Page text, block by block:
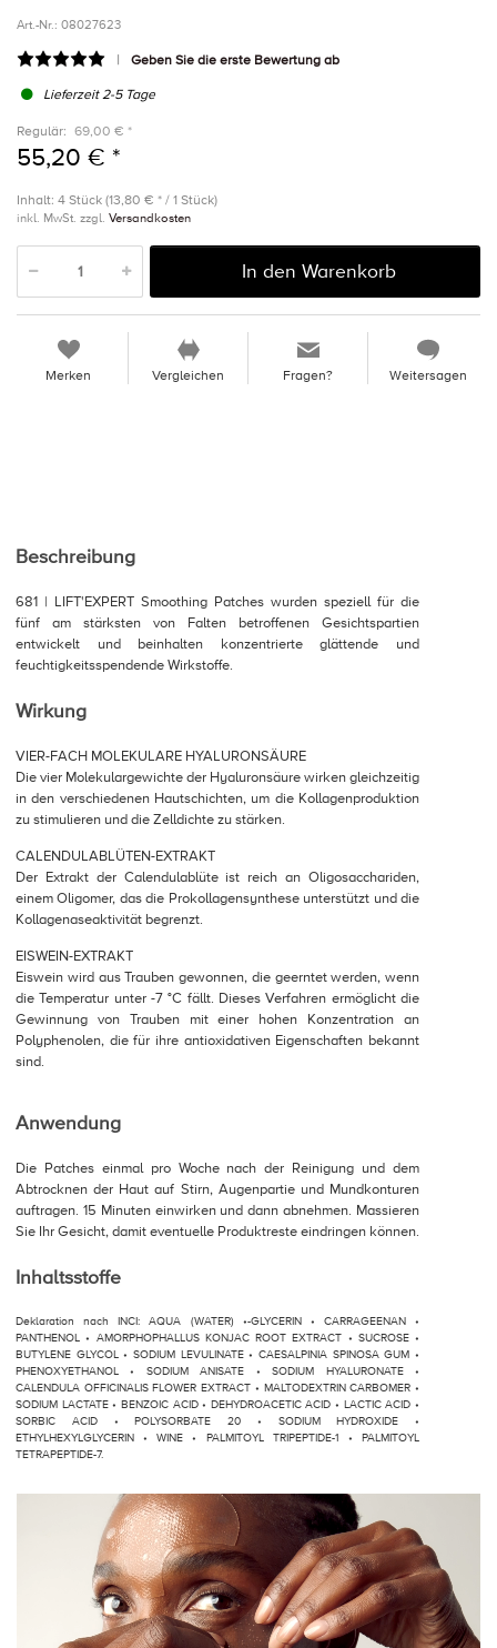
Art.-Nr.: 08027623
Geben Sie die erste Bewertung ab
Lieferzeit 2-5 Tage
Regulär: 69,00 € *
55,20 € *
Inhalt: 4 Stück (13,80 € * / 1 Stück)
inkl. MwSt. zzgl. Versandkosten
In den Warenkorb
Merken Vergleichen Fragen? Weitersagen
Beschreibung
681 | LIFT'EXPERT Smoothing Patches wurden speziell für die
fünf am stärksten von Falten betroffenen Gesichtspartien
entwickelt und beinhalten konzentrierte glättende und
feuchtigkeitsspendende Wirkstoffe.
Wirkung
VIER-FACH MOLEKULARE HYALURONSÄURE
Die vier Molekulargewichte der Hyaluronsäure wirken gleichzeitig
in den verschiedenen Hautschichten, um die Kollagenproduktion
zu stimulieren und die Zelldichte zu stärken.
CALENDULABLÜTEN-EXTRAKT
Der Extrakt der Calendulablüte ist reich an Oligosacchariden,
einem Oligomer, das die Prokollagensynthese unterstützt und die
Kollagenaseaktivität begrenzt.
EISWEIN-EXTRAKT
Eiswein wird aus Trauben gewonnen, die geerntet werden, wenn
die Temperatur unter -7 °C fällt. Dieses Verfahren ermöglicht die
Gewinnung von Trauben mit einer hohen Konzentration an
Polyphenolen, die für ihre antioxidativen Eigenschaften bekannt
sind.
Anwendung
Die Patches einmal pro Woche nach der Reinigung und dem
Abtrocknen der Haut auf Stirn, Augenpartie und Mundkonturen
auftragen. 15 Minuten einwirken und dann abnehmen. Massieren
Sie Ihr Gesicht, damit eventuelle Produktreste eindringen können.
Inhaltsstoffe
Deklaration nach INCI: AQUA (WATER) •-GLYCERIN • CARRAGEENAN •
PANTHENOL • AMORPHOPHALLUS KONJAC ROOT EXTRACT • SUCROSE •
BUTYLENE GLYCOL • SODIUM LEVULINATE • CAESALPINIA SPINOSA GUM •
PHENOXYETHANOL • SODIUM ANISATE • SODIUM HYALURONATE •
CALENDULA OFFICINALIS FLOWER EXTRACT • MALTODEXTRIN CARBOMER •
SODIUM LACTATE • BENZOIC ACID • DEHYDROACETIC ACID • LACTIC ACID •
SORBIC ACID • POLYSORBATE 20 • SODIUM HYDROXIDE •
ETHYLHEXYLGLYCERIN • WINE • PALMITOYL TRIPEPTIDE-1 • PALMITOYL
TETRAPEPTIDE-7.